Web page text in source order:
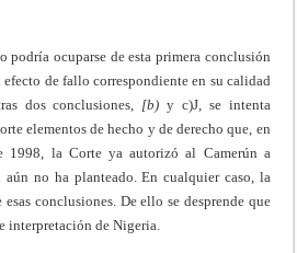
podría ocuparse de esta primera conclusión
de fallo correspondiente en su calidad
dos conclusiones, [b) y c)J, se intenta
elementos de hecho y de derecho que, en
la Corte ya autorizó al Camerún a
aún no ha planteado. En cualquier caso, la
conclusiones. De ello se desprende que
interpretación de Nigeria.